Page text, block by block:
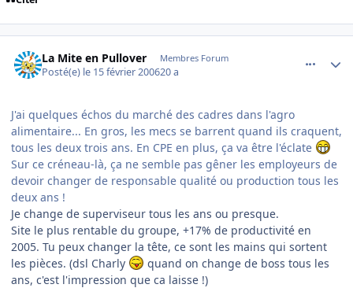
La Mite en Pullover Membres Forum
Posté(e) le 15 février 200620 a
J'ai quelques échos du marché des cadres dans l'agro
alimentaire... En gros, les mecs se barrent quand ils craquent,
tous les deux trois ans. En CPE en plus, ça va être l'éclate
Sur ce créneau-là, ça ne semble pas gêner les employeurs de
devoir changer de responsable qualité ou production tous les
deux ans !
Je change de superviseur tous les ans ou presque.
Site le plus rentable du groupe, +17% de productivité en
2005. Tu peux changer la tête, ce sont les mains qui sortent
les pièces. (dsl Charly
quand on change de boss tous les
ans, c'est l'impression que ca laisse !)